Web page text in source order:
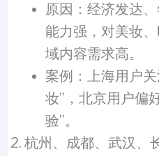
原因：经济发达
能力强，对美妆
域内容需求高。
案例：上海用户
妆”，北京用户偏
验”。
杭州、成都、武汉、